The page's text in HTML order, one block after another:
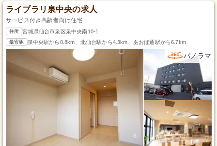
ライブラリ泉中央の求人
サービス付き高齢者向け住宅
住所 宮城県仙台市泉区泉中央南10-1
最寄駅 泉中央駅から0.8km、北仙台駅から4.3km、あおば通駅から6.7km
パノラマ